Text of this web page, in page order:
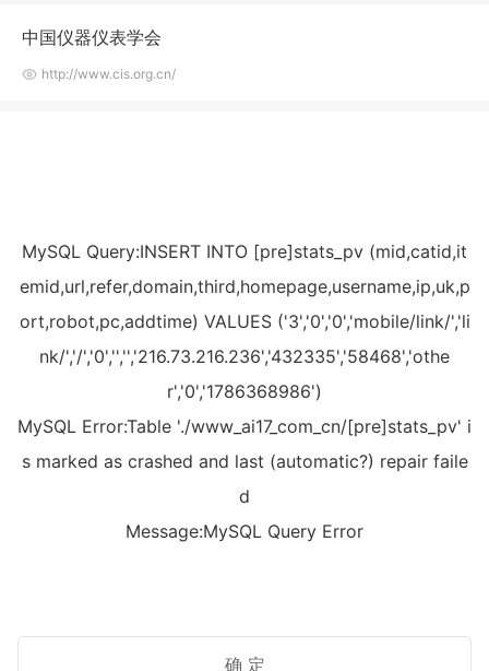
中国仪器仪表学会
http://www.cis.org.cn/
MySQL Query:INSERT INTO [pre]stats_pv (mid,catid,it
emid,url,refer,domain,third,homepage,username,ip,uk,p
ort,robot,pc,addtime) VALUES ('3','0','0','mobile/link/','li
nk/','/','0','','','216.73.216.236','432335','58468','othe
r','0','1786368986')
MySQL Error:Table './www_ai17_com_cn/[pre]stats_pv' i
s marked as crashed and last (automatic?) repair faile
d
Message:MySQL Query Error